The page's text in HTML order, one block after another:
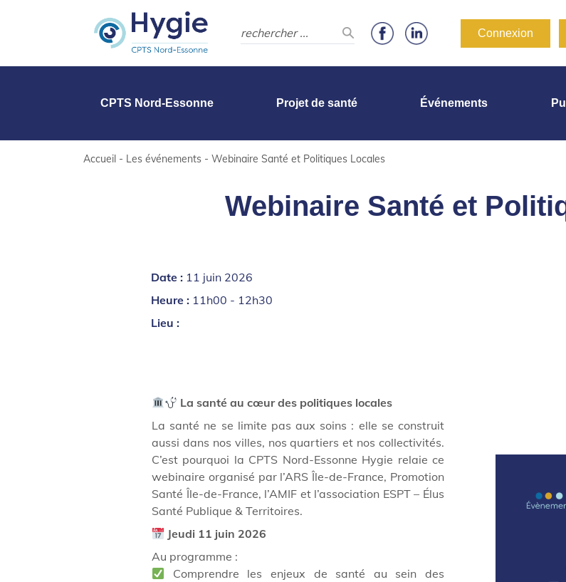
Connexion
CPTS Nord-Essonne Projet de santé Événements
Accueil - Les événements - Webinaire Santé et Politiques Locales
Webinaire Santé et
Date : 11 juin 2026
Heure : 11h00 - 12h30
Lieu :
La santé au cœur des politiques locales
La santé ne se limite pas aux soins : elle se construit
aussi dans nos villes, nos quartiers et nos collectivités.
C’est pourquoi la CPTS Nord-Essonne Hygie relaie ce
webinaire organisé par l’ARS Île-de-France, Promotion
Santé Île-de-France, l’AMIF et l’association ESPT – Élus
Santé Publique & Territoires.
Jeudi 11 juin 2026
Au programme :
Comprendre les enjeux de santé au sein des